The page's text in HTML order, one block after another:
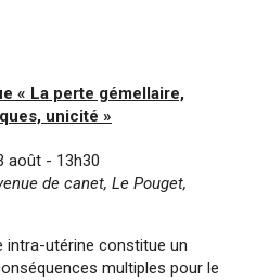
« La perte gémellaire,
unicité »
août - 13h30
de canet, Le Pouget,
intra-utérine constitue un
multiples pour le